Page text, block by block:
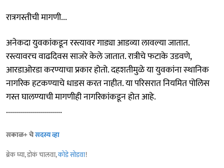
रात्रगस्तीची मागणी...
अनेकदा युवकांकडून रस्त्यावर गाड्या आडव्या लावल्या जातात.
रस्त्यावरच वाढदिवस साजरे केले जातात. रात्रीचे फटाके उडवणे,
आरडाओरडा करण्याचा प्रकार होतो. दहशतीमुळे या युवकांना स्‍थानिक
नागरिक हटकण्‍याचे धाडस करत नाहीत. या परिसरात नियमित पोलिस
गस्त घालण्‍याची मागणीही नागरिकांकडून होत आहे.
............................
सकाळ+ चेसदस्य व्हा
ब्रेक घ्या, डोकं चालवा,कोडे सोडवा!